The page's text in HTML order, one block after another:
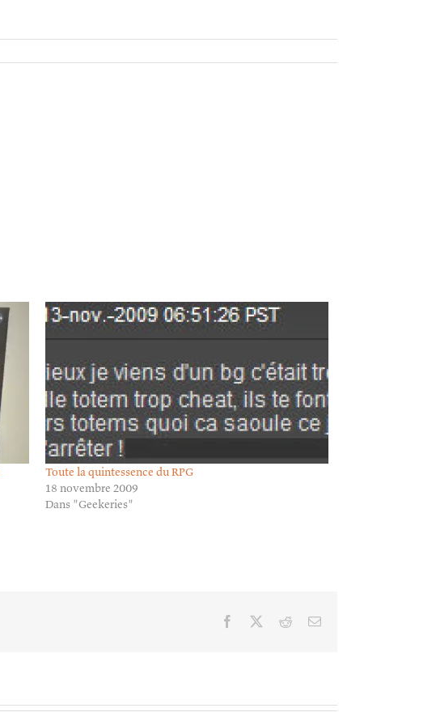
Toute la quintessence du RPG
18 novembre 2009
Dans "Geekeries"
Facebook RedditEmail